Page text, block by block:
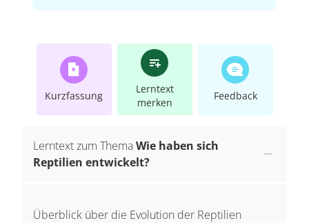
Kurzfassung
Lerntext
merken
Feedback
Lerntext zum ThemaWie haben sich
Reptilien entwickelt?
Überblick über die Evolution der Reptilien